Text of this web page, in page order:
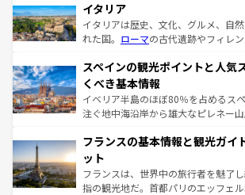
イタリア
イタリアは歴史、文化、グルメ、自
れた国。 ローマの古代遺跡やフィレ
ろん、トスカーナの美しい田園風景
景など、自然景観も見逃せない。観光
ピザやパスタなど、絶品のイタリア
できる。朝目覚めてから夜眠るまで
なお、新着のイタリア情報はコンテ
しい。
スペインの観光ポイントと人気
くべき基本情報
イベリア半島のほぼ80％を占めるス
注ぐ地中海沿岸から雄大なピレネー
文化が根付くこの国では、情熱的な
れる闘牛、そして美味しいタパスが生
る。首都マドリードの洗練された雰
アートに溢れた街角から、地方では
フランスの基本情報と観光ガイ
ット
フランスは、世界中の旅行者を魅了
指の観光地だ。首都パリのエッフェ